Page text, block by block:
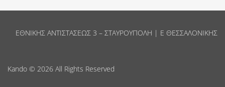
ΕΘΝΙΚΗΣ ΑΝΤΙΣΤΑΣΕΩΣ 3 – ΣΤΑΥΡΟΥΠΟΛΗ | Ε ΘΕΣΣΑΛΟΝΙΚΗΣ
Kando © 2026 All Rights Reserved